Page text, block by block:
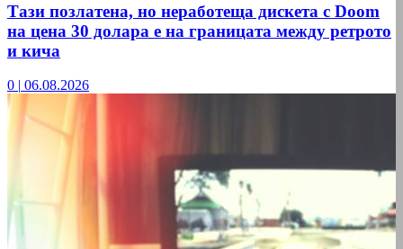
Тази позлатена, но неработеща дискета с Doom
на цена 30 долара е на границата между ретрото
и кича
0 | 06.08.2026